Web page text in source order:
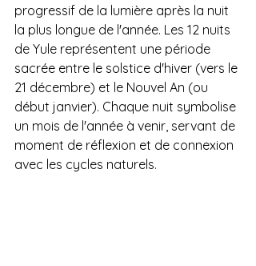
progressif de la lumière après la nuit
la plus longue de l'année. Les 12 nuits
de Yule représentent une période
sacrée entre le solstice d'hiver (vers le
21 décembre) et le Nouvel An (ou
début janvier). Chaque nuit symbolise
un mois de l'année à venir, servant de
moment de réflexion et de connexion
avec les cycles naturels.